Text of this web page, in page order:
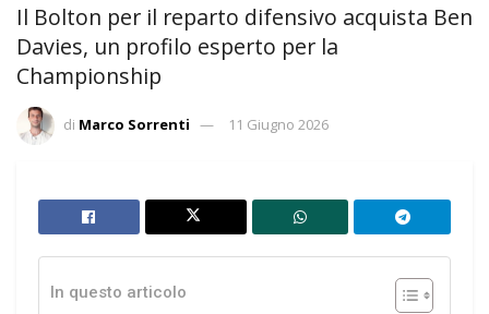
Il Bolton per il reparto difensivo acquista Ben
Davies, un profilo esperto per la
Championship
di Marco Sorrenti 11 Giugno 2026
In questo articolo